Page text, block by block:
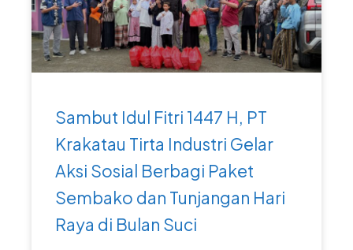
Sambut Idul Fitri 1447 H, PT
Krakatau Tirta Industri Gelar
Aksi Sosial Berbagi Paket
Sembako dan Tunjangan Hari
Raya di Bulan Suci